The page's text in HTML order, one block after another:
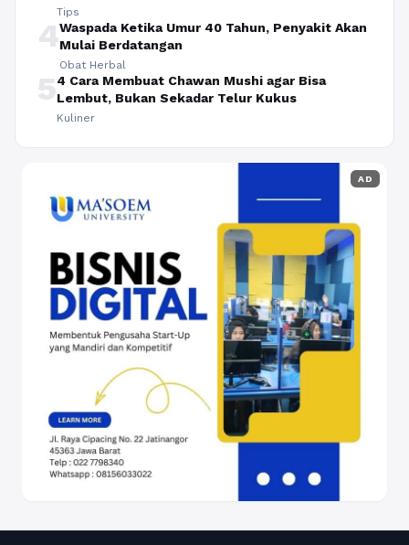
Tips
4Waspada Ketika Umur 40 Tahun, Penyakit Akan
Mulai Berdatangan
Obat Herbal
54 Cara Membuat Chawan Mushi agar Bisa
Lembut, Bukan Sekadar Telur Kukus
Kuliner
AD